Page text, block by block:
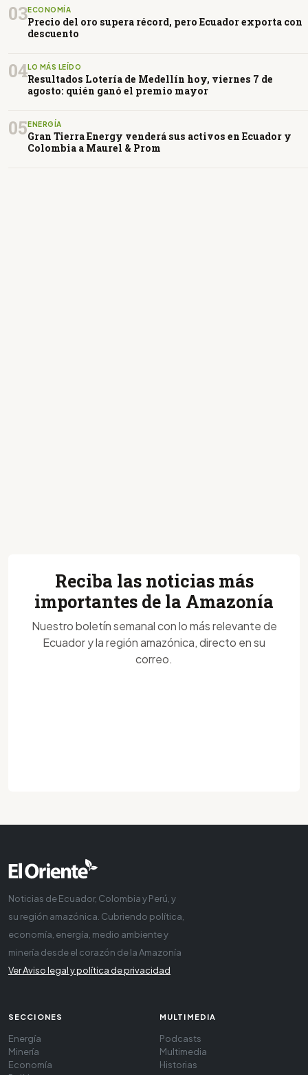
03ECONOMÍA
Precio del oro supera récord, pero Ecuador exporta con
descuento
04LO MÁS LEÍDO
Resultados Lotería de Medellín hoy, viernes 7 de
agosto: quién ganó el premio mayor
05ENERGÍA
Gran Tierra Energy venderá sus activos en Ecuador y
Colombia a Maurel & Prom
Reciba las noticias más
importantes de la Amazonía
Nuestro boletín semanal con lo más relevante de
Ecuador y la región amazónica, directo en su
correo.
Noticias de Ecuador, Colombia y Perú, y
su región amazónica. Cubriendo política,
economía, energía, medio ambiente y
minería desde el corazón de la Amazonía
Ver Aviso legal y política de privacidad
SECCIONES
Energía
Minería
Economía
MULTIMEDIA
Podcasts
Multimedia
Historias